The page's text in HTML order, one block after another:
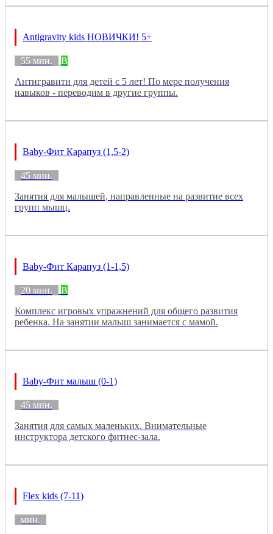
Antigravity kids НОВИЧКИ! 5+
55 мин.
B
Антигравити для детей с 5 лет! По мере получения
навыков - переводим в другие группы.
Baby-Фит Карапуз (1,5-2)
45 мин.
Занятия для малышей, направленные на развитие всех
групп мышц.
Baby-Фит Карапуз (1-1,5)
20 мин.
B
Комплекс игровых упражнений для общего развития
ребенка. На занятии малыш занимается с мамой.
Baby-Фит малыш (0-1)
45 мин.
Занятия для самых маленьких. Внимательные
инструктора детского фитнес-зала.
Flex kids (7-11)
мин.